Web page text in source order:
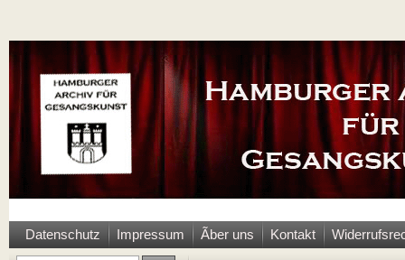
Datenschutz Impressum Ãber uns Kontakt